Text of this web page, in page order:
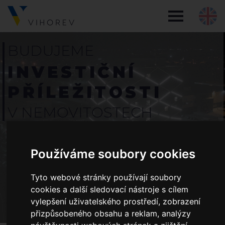
Používáme soubory cookies
Tyto webové stránky používají soubory
cookies a další sledovací nástroje s cílem
vylepšení uživatelského prostředí, zobrazení
přizpůsobeného obsahu a reklam, analýzy
INVESTIČNÍ
PŘÍLEŽITOSTI
V NEMOVITOSTECH
15+let
58 815m2
V REAL ESTATE PORTFOLIU